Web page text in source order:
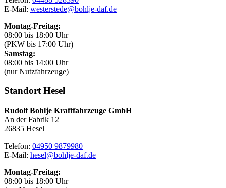
E-Mail: westerstede@bohlje-daf.de​​​​​​​
Montag-Freitag:
08:00 bis 18:00 Uhr
(PKW bis 17:00 Uhr)
Samstag:
08:00 bis 14:00 Uhr
(nur Nutzfahrzeuge)
Standort Hesel
Rudolf Bohlje Kraftfahrzeuge GmbH
An der Fabrik 12
26835 Hesel
Telefon: 04950 9879980
E-Mail: hesel@bohlje-daf.de
Montag-Freitag:
08:00 bis 18:00 Uhr